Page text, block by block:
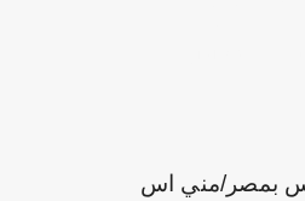
بمصر/مني اس